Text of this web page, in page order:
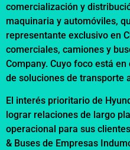
comercialización y
maquinaria y automóviles,
representante exclusivo en
comerciales, camiones y
Company. Cuyo foco está
de soluciones de transporte
El interés prioritario de
lograr relaciones de largo
operacional para sus
& Buses de Empresas